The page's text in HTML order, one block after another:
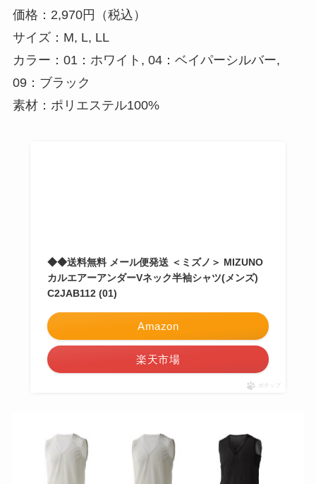
価格：2,970円（税込）
サイズ：M, L, LL
カラー：01：ホワイト, 04：ベイパーシルバー,
09：ブラック
素材：ポリエステル100%
◆◆送料無料 メール便発送 ＜ミズノ＞ MIZUNO
カルエアーアンダーVネック半袖シャツ(メンズ)
C2JAB112 (01)
Amazon
楽天市場
ポチップ